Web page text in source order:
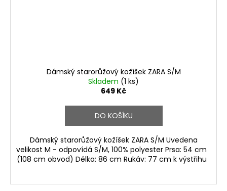
Dámský starorůžový kožíšek ZARA S/M
Skladem (1 ks)
649 Kč
DO KOŠÍKU
Dámský starorůžový kožíšek ZARA S/M Uvedena
velikost M - odpovídá S/M, 100% polyester Prsa: 54 cm
(108 cm obvod) Délka: 86 cm Rukáv: 77 cm k výstřihu